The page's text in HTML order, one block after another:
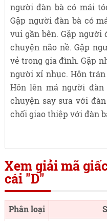
người đàn bà có mái
Gặp người đàn bà có
vui gần bên. Gặp người
chuyện não nề. Gặp
vẻ trong gia đình. Gặp
người xỉ nhục. Hôn
Hôn lên má người
chuyện say sưa với
chối giao thiệp với đàn
Xem giải mã
cái "D"
Phân loại